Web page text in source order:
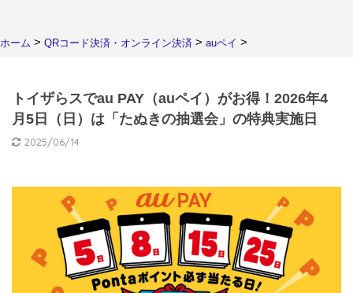
ホーム > QRコード決済・オンライン決済 > auペイ >
トイザらスでau PAY（auペイ）がお得！2026年4
月5日（日）は「たぬきの抽選会」の特典実施日
2025/06/14